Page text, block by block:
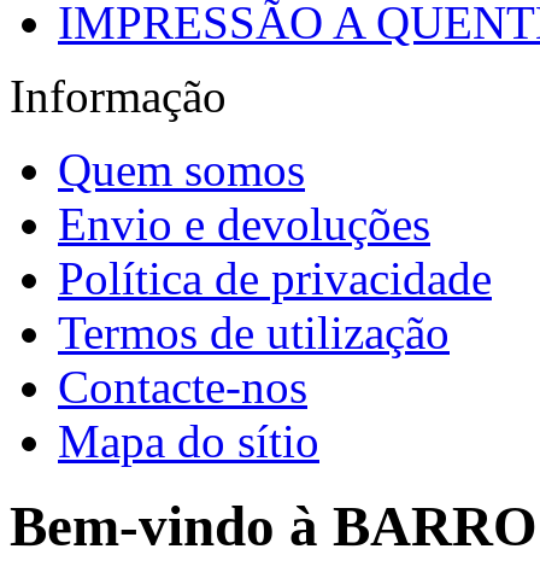
IMPRESSÃO A
Informação
Quem somos
Envio e devoluções
Política de privacidade
Termos de utilização
Contacte-nos
Mapa do sítio
Bem-vindo à